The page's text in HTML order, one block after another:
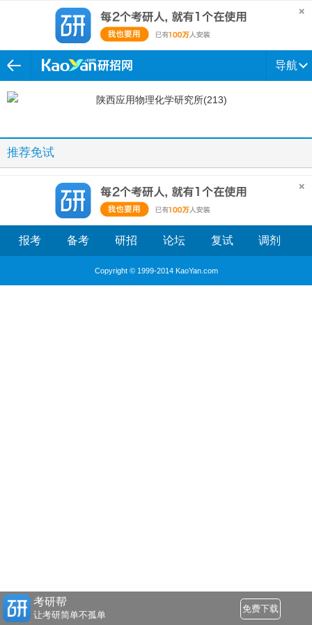
导航
推荐免试
报考 备考 研招 论坛 复试 调剂
Copyright © 1999-2014 KaoYan.com
考研帮
让考研简单不孤单
免费下载